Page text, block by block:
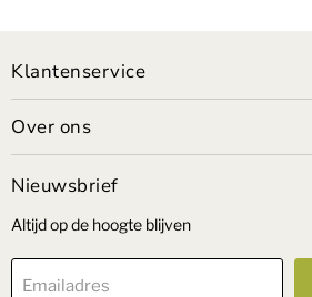
Klantenservice
Over ons
Nieuwsbrief
Altijd op de hoogte blijven
Emailadres